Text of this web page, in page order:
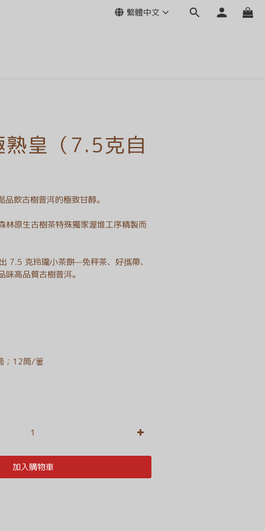
繁體中文
皇（7.5克自
飲古樹普洱的極致甘醇。
林原生古樹茶特殊獨家渥堆工序精製而
7.5 克玲瓏小茶餅—免秤茶、好攜帶、
高品質古樹普洱。
；12筒/簍
加入購物車